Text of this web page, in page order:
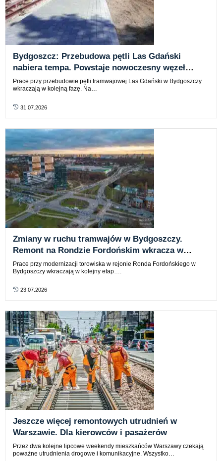
Bydgoszcz: Przebudowa pętli Las Gdański
nabiera tempa. Powstaje nowoczesny węzeł
tramwajowy
Prace przy przebudowie pętli tramwajowej Las Gdański w Bydgoszczy
wkraczają w kolejną fazę. Na…
31.07.2026
Zmiany w ruchu tramwajów w Bydgoszczy.
Remont na Rondzie Fordońskim wkracza w
kolejny etap
Prace przy modernizacji torowiska w rejonie Ronda Fordońskiego w
Bydgoszczy wkraczają w kolejny etap….
23.07.2026
Jeszcze więcej remontowych utrudnień w
Warszawie. Dla kierowców i pasażerów
Przez dwa kolejne lipcowe weekendy mieszkańców Warszawy czekają
poważne utrudnienia drogowe i komunikacyjne. Wszystko…